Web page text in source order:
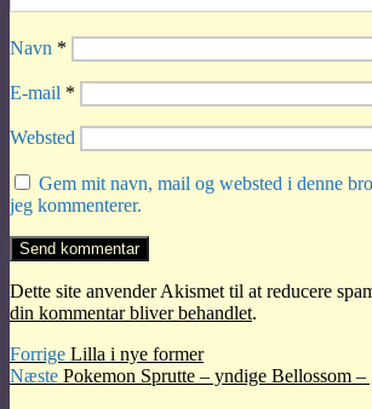
Navn *
E-mail *
Websted
Gem mit navn, mail og websted i denne
jeg kommenterer.
Dette site anvender Akismet til at reducere
din kommentar bliver behandlet.
Indlægsnavigation
Forrige Forrige
indlæg:
Lilla i nye former
Næste Næste
Pokemon Sprutte – yndige Bellossom